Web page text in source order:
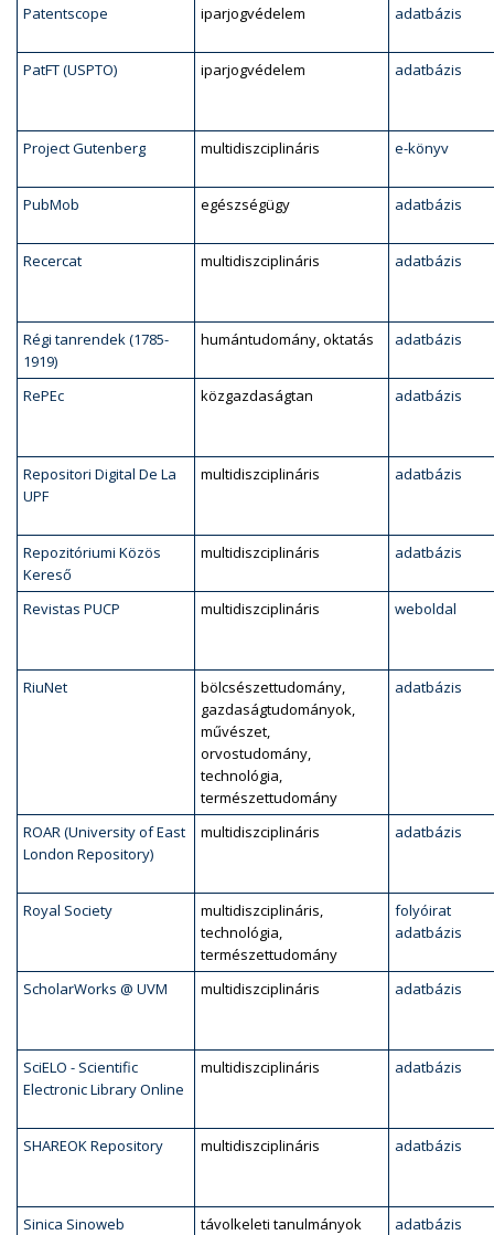
Patentscope iparjogvédelem adatbázis
PatFT (USPTO) iparjogvédelem adatbázis
Project Gutenberg multidiszciplináris e-könyv
PubMob egészségügy adatbázis
Recercat multidiszciplináris adatbázis
Régi tanrendek (1785-
1919)
humántudomány, oktatás adatbázis
RePEc közgazdaságtan adatbázis
Repositori Digital De La
UPF
multidiszciplináris adatbázis
Repozitóriumi Közös
Kereső
multidiszciplináris adatbázis
Revistas PUCP multidiszciplináris weboldal
RiuNet
bölcsészettudomány,
gazdaságtudományok,
művészet,
orvostudomány,
technológia,
természettudomány
adatbázis
ROAR (University of East
London Repository)
multidiszciplináris adatbázis
Royal Society
multidiszciplináris,
technológia,
természettudomány
folyóirat
adatbázis
ScholarWorks @ UVM multidiszciplináris adatbázis
SciELO - Scientific
Electronic Library Online
multidiszciplináris adatbázis
SHAREOK Repository multidiszciplináris adatbázis
Sinica Sinoweb távolkeleti tanulmányok adatbázis